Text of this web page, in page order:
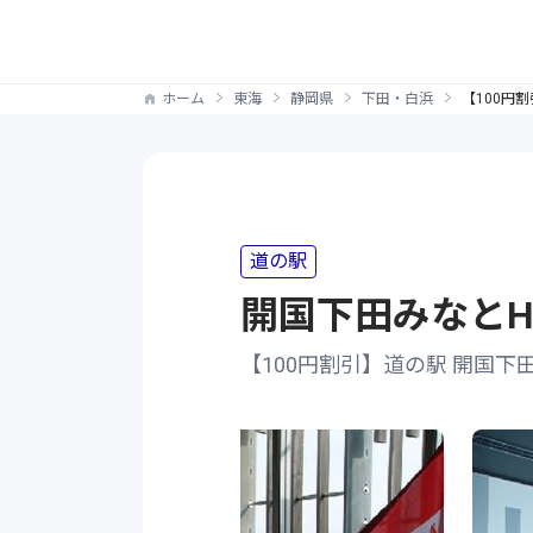
ホーム 東海 静岡県 下田・白浜 【100円
道の駅
開国下田みなと
【100円割引】道の駅 開国